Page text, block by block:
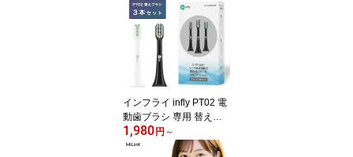
シホルダー 吊り下げ 衛
生的 カビ防止 静音 USB
充電式 自動タイマー 自
動電源オフ機能 歯ブラシ
収納 電動歯ブラシ 対応
家族用 4本対応 日本語取
扱説明書付き [ホワイト]
インフライ infly PT02 電
動歯ブラシ 専用 替えブ
ラシ 交換ブラシ デュポ
ンブラシ やわらかめ キ
1,980 円 ～